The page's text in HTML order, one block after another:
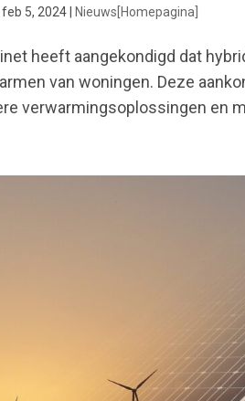
|feb 5, 2024 Nieuws[Homepagina]
heeft aangekondigd dat
van woningen. Deze
verwarmingsoplossingen en